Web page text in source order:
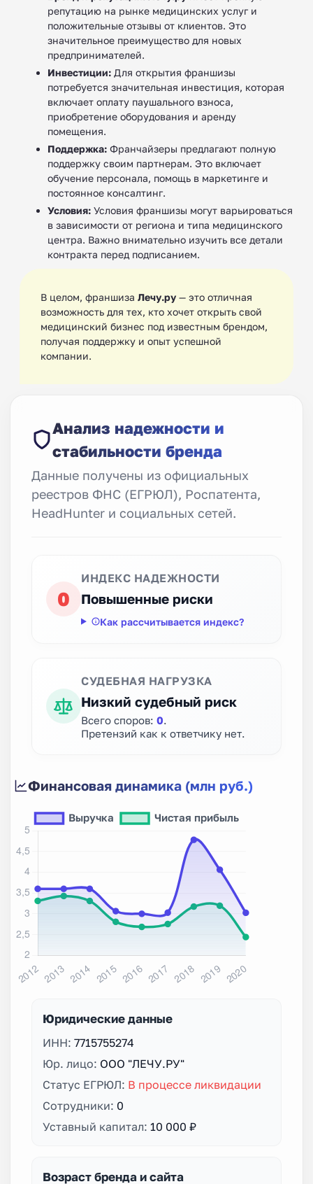
репутацию на рынке медицинских услуг и
положительные отзывы от клиентов. Это
значительное преимущество для новых
предпринимателей.
Инвестиции: Для открытия франшизы
потребуется значительная инвестиция, которая
включает оплату паушального взноса,
приобретение оборудования и аренду
помещения.
Поддержка: Франчайзеры предлагают полную
поддержку своим партнерам. Это включает
обучение персонала, помощь в маркетинге и
постоянное консалтинг.
Условия: Условия франшизы могут варьироваться
в зависимости от региона и типа медицинского
центра. Важно внимательно изучить все детали
контракта перед подписанием.
В целом, франшиза Лечу.ру — это отличная
возможность для тех, кто хочет открыть свой
медицинский бизнес под известным брендом,
получая поддержку и опыт успешной
компании.
Анализ надежности и
стабильности бренда
Данные получены из официальных
реестров ФНС (ЕГРЮЛ), Роспатента,
HeadHunter и социальных сетей.
0
ИНДЕКС НАДЕЖНОСТИ
Повышенные риски
Как рассчитывается индекс?
СУДЕБНАЯ НАГРУЗКА
Низкий судебный риск
Всего споров: 0
Претензий как к ответчику нет.
Финансовая динамика (млн руб.)
Юридические данные
ИНН: 7715755274
Юр. лицо: ООО "ЛЕЧУ.РУ"
Статус ЕГРЮЛ: В процессе ликвидации
Сотрудники: 0
Уставный капитал: 10 000 ₽
Возраст бренда и сайта